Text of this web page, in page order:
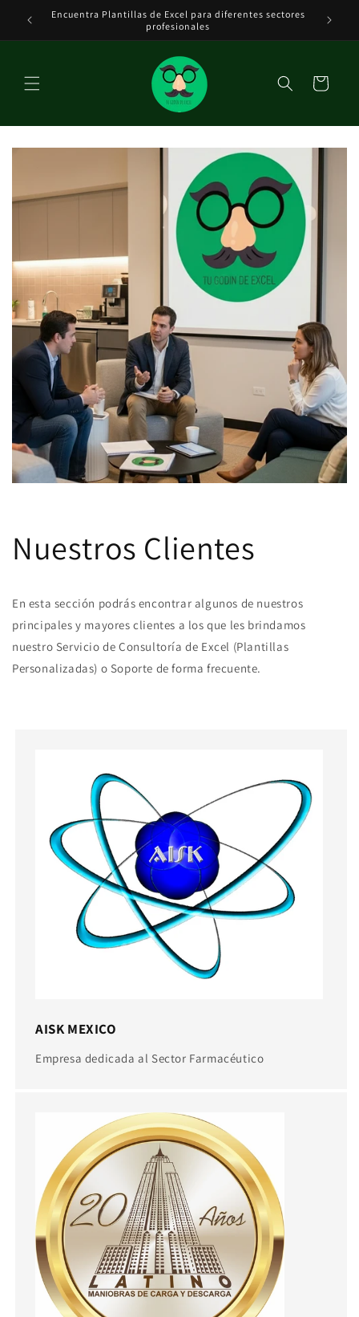
directamenteEncuentra Plantillas de Excel para diferentes sectores
profesionales
Carrito
Nuestros Clientes
En esta sección podrás encontrar algunos de nuestros
principales y mayores clientes a los que les brindamos
nuestro Servicio de Consultoría de Excel (Plantillas
Personalizadas) o Soporte de forma frecuente.
AISK MEXICO
Empresa dedicada al Sector Farmacéutico